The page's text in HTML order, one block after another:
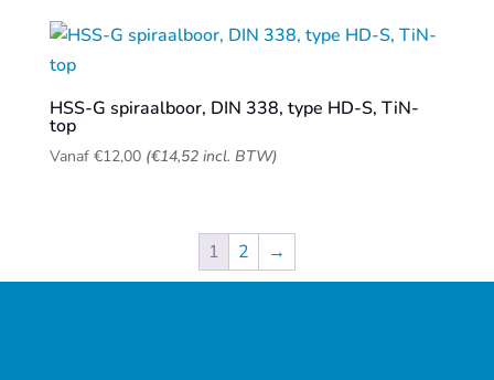
HSS-G spiraalboor, DIN 338, type HD-S, TiN-
top
Vanaf €12,00 (€14,52incl. BTW)
1 2 →